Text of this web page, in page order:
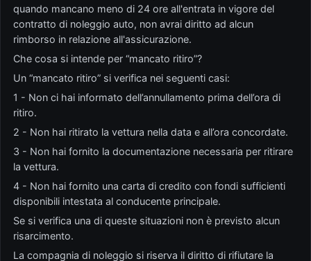
quando mancano meno di 24 ore all'entrata in vigore del
contratto di noleggio auto, non avrai diritto ad alcun
rimborso in relazione all'assicurazione.
Che cosa si intende per “mancato ritiro”?
Un “mancato ritiro” si verifica nei seguenti casi:
1 - Non ci hai informato dell’annullamento prima dell’ora di
ritiro.
2 - Non hai ritirato la vettura nella data e all’ora concordate.
3 - Non hai fornito la documentazione necessaria per ritirare
la vettura.
4 - Non hai fornito una carta di credito con fondi sufficienti
disponibili intestata al conducente principale.
Se si verifica una di queste situazioni non è previsto alcun
risarcimento.
La compagnia di noleggio si riserva il diritto di rifiutare la